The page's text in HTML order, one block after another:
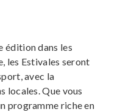
édition dans les
les Estivales seront
avec la
locales. Que vous
programme riche en